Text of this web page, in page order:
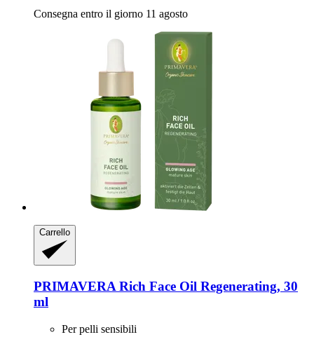
Consegna entro il giorno 11 agosto
Carrello
PRIMAVERA Rich Face Oil Regenerating, 30
ml
Per pelli sensibili